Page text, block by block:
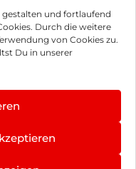
und fortlaufend
Durch die weitere
von Cookies zu.
Du in unserer